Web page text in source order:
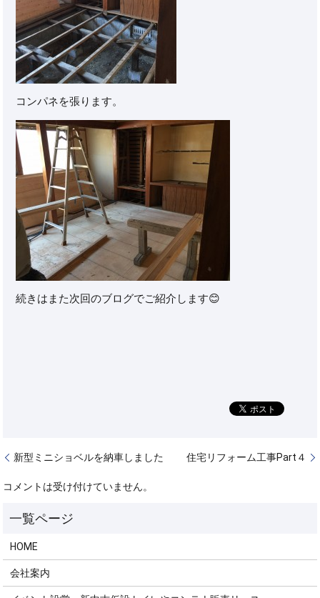
コンパネを張ります。
続きはまた次回のブログでご紹介します😊
新型ミニショベルを納車しました 住宅リフォーム工事Part４
コメントは受け付けていません。
HOME
会社案内